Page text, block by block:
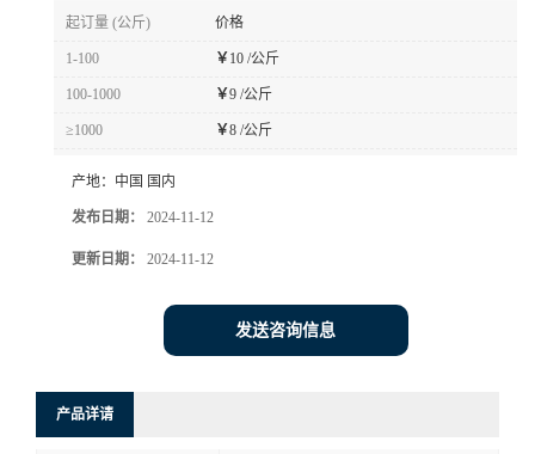
起订量 (公斤) 价格
1-100 ￥ 10 /公斤
100-1000 ￥9 /公斤
≥1000 ￥8 /公斤
产地： 中国 国内
发布日期： 2024-11-12
更新日期： 2024-11-12
发送咨询信息
产品详请